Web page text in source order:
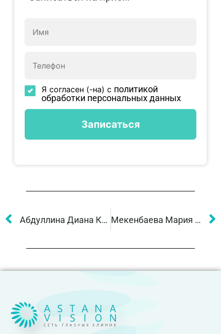
Я согласен (-на) с политикой
обработки персональных данных
Абдуллина Диана Кырымкереевна Мекенбаева Мария Бахитжановна